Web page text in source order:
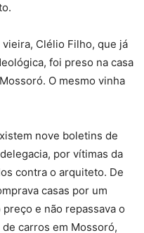
Clélio Filho, que já
foi preso na casa
O mesmo vinha
nove boletins de
por vítimas da
contra o arquiteto. De
casas por um
e não repassava o
carros em Mossoró,